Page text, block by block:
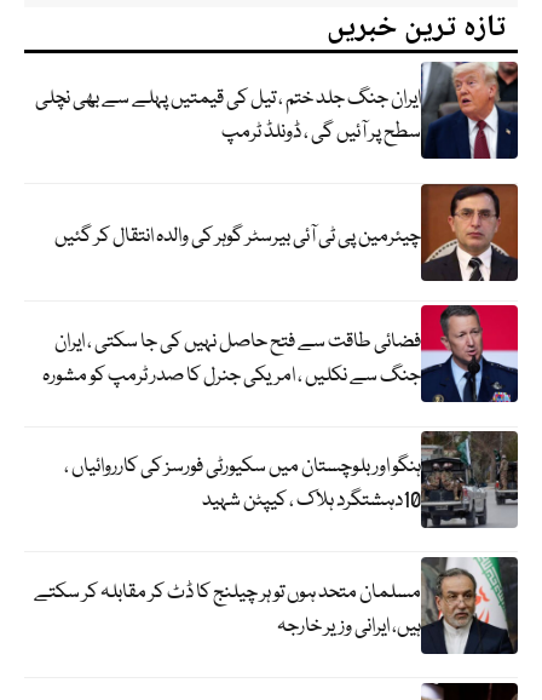
تازہ ترین خبریں
ایران جنگ جلد ختم ، تیل کی قیمتیں پہلے سے بھی نچلی
سطح پر آئیں گی ، ڈونلڈ ٹرمپ
چیئرمین پی ٹی آئی بیرسٹر گوہر کی والدہ انتقال کر گئیں
فضائی طاقت سے فتح حاصل نہیں کی جا سکتی ، ایران
جنگ سے نکلیں ، امریکی جنرل کا صدر ٹرمپ کو مشورہ
ہنگو اور بلوچستان میں سکیورٹی فورسز کی کارروائیاں ،
10دہشتگرد ہلاک ، کیپٹن شہید
مسلمان متحد ہوں تو ہر چیلنج کا ڈٹ کر مقابلہ کر سکتے
ہیں، ایرانی وزیر خارجہ